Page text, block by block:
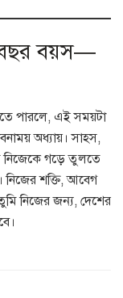
বয়স—
পারলে, এই সময়টা
অধ্যায়। সাহস,
নিজেকে গড়ে তুলতে
নিজের শক্তি, আবেগ
নিজের জন্য, দেশের